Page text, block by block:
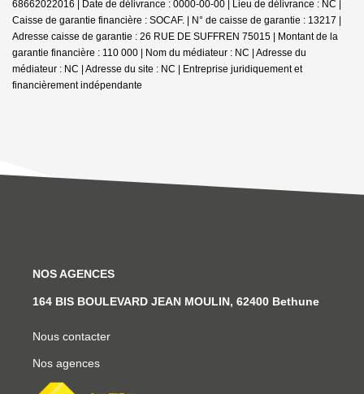
68662022016 | Date de délivrance : 0000-00-00 | Lieu de délivrance : NC |
Caisse de garantie financière : SOCAF. | N° de caisse de garantie : 13217 |
Adresse caisse de garantie : 26 RUE DE SUFFREN 75015 | Montant de la
garantie financière : 110 000 | Nom du médiateur : NC | Adresse du
médiateur : NC | Adresse du site : NC | Entreprise juridiquement et
financièrement indépendante
NOS AGENCES
164 BIS BOULEVARD JEAN MOULIN, 62400 Bethune
Nous contacter
Nos agences